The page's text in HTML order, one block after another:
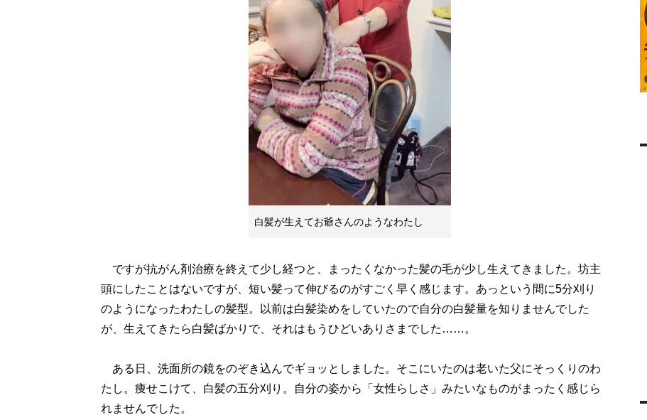
白髪が生えてお爺さんのようなわたし
ですが抗がん剤治療を終えて少し経つと、まったくなかった髪の毛が少し生えてきました。坊主
頭にしたことはないですが、短い髪って伸びるのがすごく早く感じます。あっという間に5分刈り
のようになったわたしの髪型。以前は白髪染めをしていたので自分の白髪量を知りませんでした
が、生えてきたら白髪ばかりで、それはもうひどいありさまでした……。
ある日、洗面所の鏡をのぞき込んでギョッとしました。そこにいたのは老いた父にそっくりのわ
たし。痩せこけて、白髪の五分刈り。自分の姿から「女性らしさ」みたいなものがまったく感じら
れませんでした。